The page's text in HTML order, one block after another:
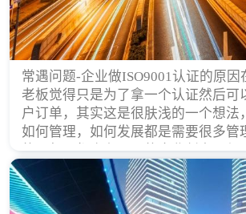
常遇问题-企业做ISO9001认证的原因
老板觉得只是为了拿一个认证然后可
户订单，其实这是很肤浅的一个想法
如何管理，如何发展都是需要很多管
的，每天都会有不同的企业创立，但
实一个企业的合法，有质量保证了？
认证体现价值的时候，那么键锋小编
做ISO9001认证的根本原因。